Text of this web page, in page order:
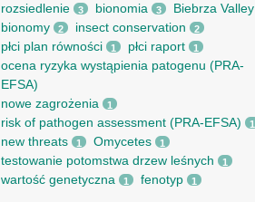
rozsiedlenie 3 bionomia 3 Biebrza Valley
bionomy 2 insect conservation 2
płci plan równości 1 płci raport 1
ocena ryzyka wystąpienia patogenu (PRA-
EFSA)
nowe zagrożenia 1
risk of pathogen assessment (PRA-EFSA) 1
new threats 1 Omycetes 1
testowanie potomstwa drzew leśnych 1
wartość genetyczna 1 fenotyp 1